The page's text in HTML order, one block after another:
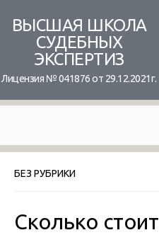
content
ВЫСШАЯ ШКОЛА
СУДЕБНЫХ
ЭКСПЕРТИЗ
Лицензия № 041876 от 29.12.2021г.
БЕЗ РУБРИКИ
Сколько стоит